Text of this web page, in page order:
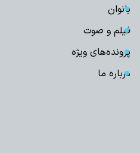
بانوان
فیلم و صوت
پرونده‌های ویژه
درباره ما